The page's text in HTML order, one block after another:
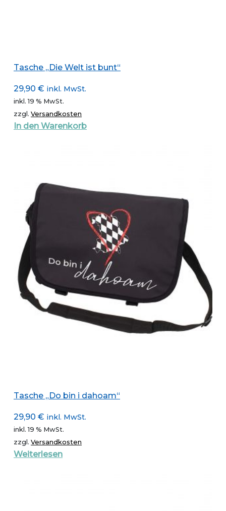
Tasche „Die Welt ist bunt“
29,90 € inkl. MwSt.
inkl. 19 % MwSt.
zzgl. Versandkosten
In den Warenkorb
Tasche „Do bin i dahoam“
29,90 € inkl. MwSt.
inkl. 19 % MwSt.
zzgl. Versandkosten
Weiterlesen